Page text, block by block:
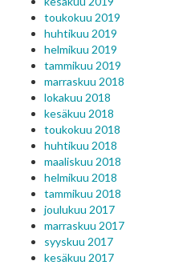
toukokuu 2019
huhtikuu 2019
helmikuu 2019
tammikuu 2019
marraskuu 2018
lokakuu 2018
kesäkuu 2018
toukokuu 2018
huhtikuu 2018
maaliskuu 2018
helmikuu 2018
tammikuu 2018
joulukuu 2017
marraskuu 2017
syyskuu 2017
kesäkuu 2017